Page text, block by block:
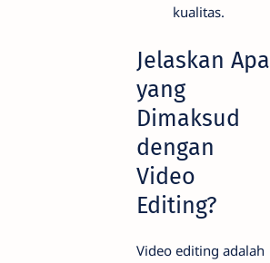
kualitas.
Jelaskan Apa
yang
Dimaksud
dengan
Video
Editing?
Video editing adalah